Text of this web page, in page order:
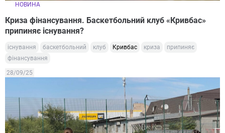
НОВИНА
Криза фінансування. Баскетбольний клуб «Кривбас»
припиняє існування?
існування баскетбольний клуб Кривбас криза
припиняє
фінансування
28/09/25